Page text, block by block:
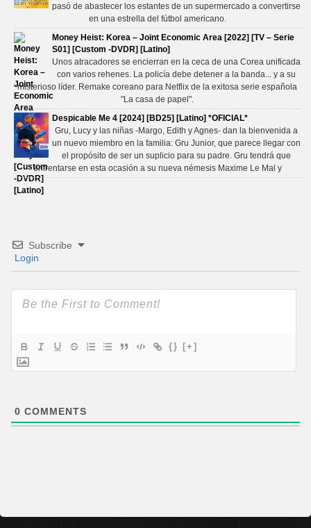
pasó de abastecer los estantes de un supermercado a convertirse
en una estrella del fútbol americano.
Money Heist: Korea – Joint Economic Area [2022] [TV – Serie
S01] [Custom -DVDR] [Latino]
Unos atracadores se encierran en la ceca de una Corea unificada
con varios rehenes. La policía debe detener a la banda... y a su
misterioso líder. Remake coreano para Netflix de la exitosa serie española
"La casa de papel".
Despicable Me 4 [2024] [BD25] [Latino] *OFICIAL*
Gru, Lucy y las niñas -Margo, Edith y Agnes- dan la bienvenida a
un nuevo miembro en la familia: Gru Junior, que parece llegar con
el propósito de ser un suplicio para su padre. Gru tendrá que
enfrentarse en esta ocasión a su nueva némesis Maxime Le Mal y
Subscribe
Login
{} [+]
0 COMMENTS